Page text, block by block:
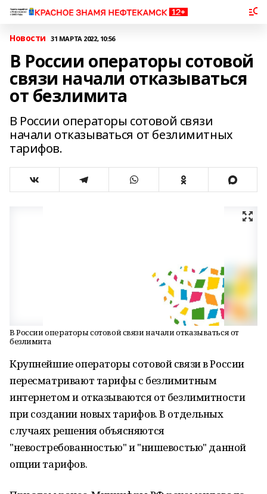
Новости 31 МАРТА 2022, 10:56
В России операторы сотовой
связи начали отказываться
от безлимита
В России операторы сотовой связи
начали отказываться от безлимитных
тарифов.
В России операторы сотовой связи начали отказываться от
безлимита
Крупнейшие операторы сотовой связи в России
пересматривают тарифы с безлимитным
интернетом и отказываются от безлимитности
при создании новых тарифов. В отдельных
случаях решения объясняются
"невостребованностью" и "нишевостью" данной
опции тарифов.